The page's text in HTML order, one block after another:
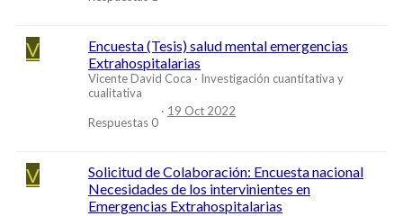
V
Encuesta (Tesis) salud mental emergencias
Extrahospitalarias
Vicente David Coca
Investigación cuantitativa y
cualitativa
Respuestas 0
19 Oct 2022
V
Solicitud de Colaboración: Encuesta nacional
Necesidades de los intervinientes en
Emergencias Extrahospitalarias